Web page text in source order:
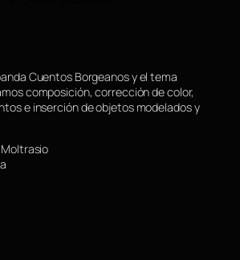
Cuentos Borgeanos y el tema
composición, corrección de color,
e inserción de objetos modelados y